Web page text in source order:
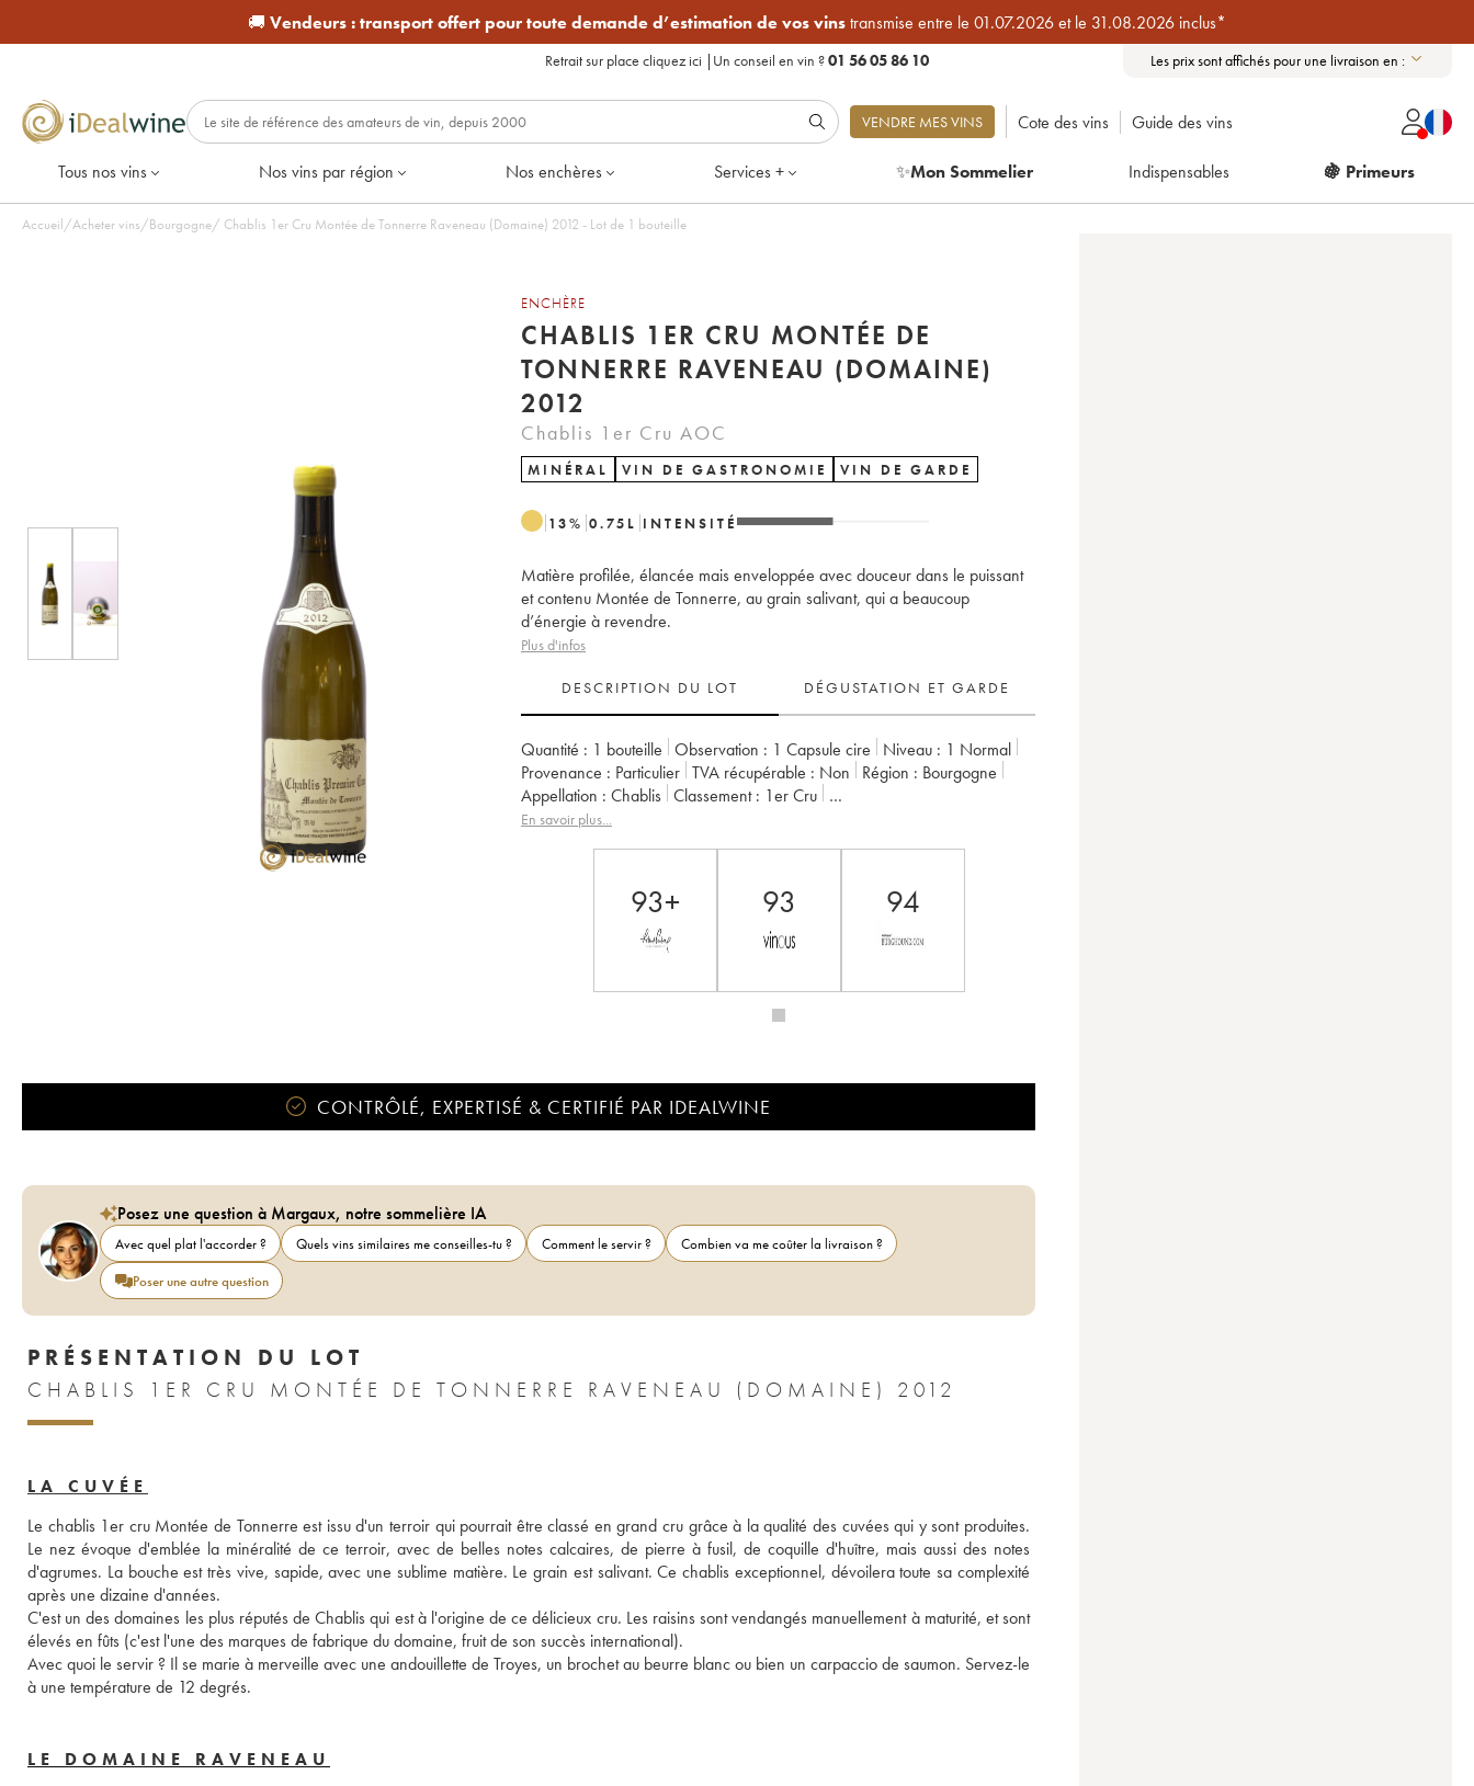
🚚 Vendeurs :transport offert pour toute demande d’estimation de vos vinstransmise entre le 01.07.2026 et le 31.08.2026 inclus*
Retrait sur place cliquez ici | Un conseil en vin ?01 56 05 86 10 Les prix sont affichés pour une livraison en :
VENDRE MES VINS Cote des vins Guide des vins
Tous nos vins Nos vins par région Nos enchères Services + ✨Mon Sommelier Indispensables 🍇 Primeurs
Accueil/Acheter vins/Bourgogne/ Chablis 1er Cru Montée de Tonnerre Raveneau (Domaine) 2012 - Lot de 1 bouteille
ENCHÈRE
CHABLIS 1ER CRU MONTÉE DE
TONNERRE RAVENEAU (DOMAINE)
2012
Chablis 1er Cru AOC
MINÉRAL VIN DE GASTRONOMIE VIN DE GARDE
13% 0.75 L INTENSITÉ
Matière profilée, élancée mais enveloppée avec douceur dans le puissant
et contenu Montée de Tonnerre, au grain salivant, qui a beaucoup
d’énergie à revendre.
Plus d'infos
DESCRIPTION DU LOT DÉGUSTATION ET GARDE
Quantité : 1 bouteille Observation : 1 Capsule cire Niveau : 1 Normal
Provenance : particulier TVA récupérable : non Région :
Bourgogne
Appellation :
Chablis Classement :
1er Cru
Propriétaire :
En savoir plus...
93+ 93 94
CONTRÔLÉ, EXPERTISÉ & CERTIFIÉ PAR IDEALWINE
Posez une question à Margaux, notre sommelière IA
Avec quel plat l'accorder ? Quels vins similaires me conseilles-tu ? Comment le servir ?
Combien va me coûter la livraison ?
Poser une autre question
PRÉSENTATION DU LOT
CHABLIS 1ER CRU MONTÉE DE TONNERRE RAVENEAU (DOMAINE) 2012
LA CUVÉE
Le chablis 1er cru Montée de Tonnerre est issu d'un terroir qui pourrait être classé en grand cru grâce à la qualité des cuvées qui y sont produites.
Le nez évoque d'emblée la minéralité de ce terroir, avec de belles notes calcaires, de pierre à fusil, de coquille d'huître, mais aussi des notes
d'agrumes. La bouche est très vive, sapide, avec une sublime matière. Le grain est salivant. Ce chablis exceptionnel, dévoilera toute sa complexité
après une dizaine d'années.
C'est un des domaines les plus réputés de Chablis qui est à l'origine de ce délicieux cru. Les raisins sont vendangés manuellement à maturité, et sont
élevés en fûts (c'est l'une des marques de fabrique du domaine, fruit de son succès international).
Avec quoi le servir ? Il se marie à merveille avec une andouillette de Troyes, un brochet au beurre blanc ou bien un carpaccio de saumon. Servez-le
LE DOMAINE RAVENEAU